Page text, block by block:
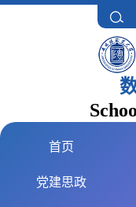
首页
党建思政